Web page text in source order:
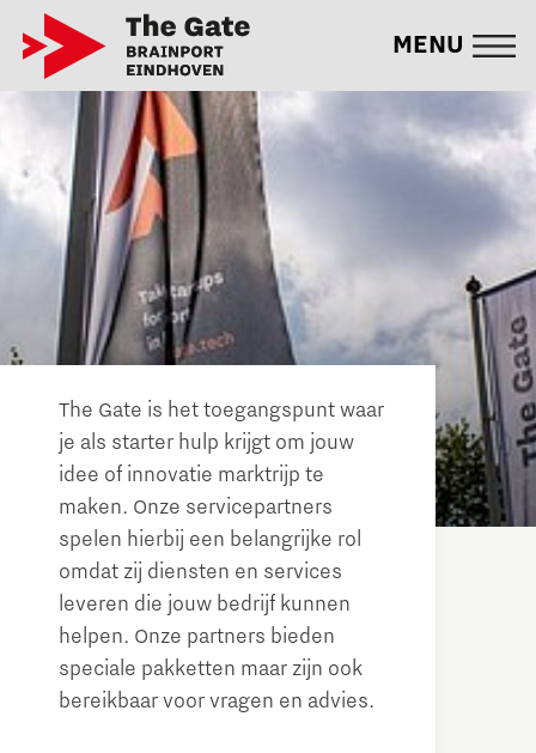
MENU
The Gate is het toegangspunt waar
je als starter hulp krijgt om jouw
idee of innovatie marktrijp te
maken. Onze servicepartners
spelen hierbij een belangrijke rol
omdat zij diensten en services
leveren die jouw bedrijf kunnen
helpen. Onze partners bieden
speciale pakketten maar zijn ook
bereikbaar voor vragen en advies.